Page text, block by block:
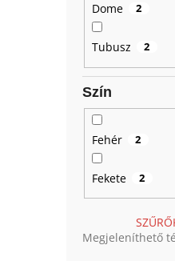
Dome 2
Tubusz 2
Szín
Fehér 2
Fekete 2
Megjeleníthető